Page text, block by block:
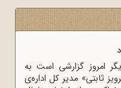
امروز گزارشی است به
ثابتی» مدیر کل اداره‌ی